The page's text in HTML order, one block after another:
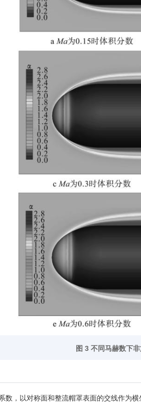
图 3 不同马赫数下
数，以对称面和整流帽罩表面的交线作为